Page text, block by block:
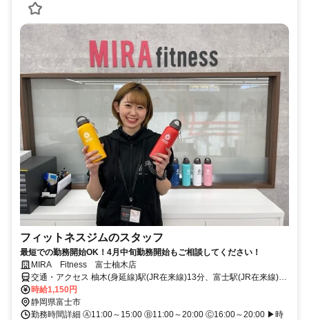
フィットネスジムのスタッフ
最短での勤務開始OK！4月中旬勤務開始もご相談してください！
MIRA Fitness 富士柚木店
交通・アクセス 柚木(身延線)駅(JR在来線)13分、富士駅(JR在来線)13
分
時給1,150円
静岡県富士市
勤務時間詳細 Ⓐ11:00～15:00 Ⓑ11:00～20:00 Ⓒ16:00～20:00 ▶時